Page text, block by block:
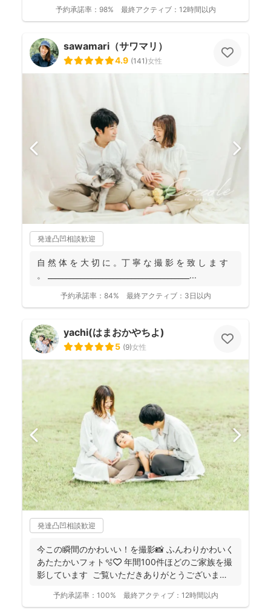
予約承諾率： 98% 最終アクティブ： 12時間以内
sawamari（サワマリ）
4.9 (141)女性
発達凸凹相談歓迎
自 然 体 を 大 切 に 。丁 寧 な 撮 影 を 致 し ま す
。 _______________________________________...
予約承諾率： 84% 最終アクティブ： 3日以内
yachi(はまおかやちよ)
5 (9)女性
発達凸凹相談歓迎
今この瞬間のかわいい！を撮影📸 ふんわりかわいく
あたたかいフォト🫧🤍 年間100件ほどのご家族を撮
影しています ご覧いただきありがとうございま
予約承諾率： 100% 最終アクティブ： 12時間以内